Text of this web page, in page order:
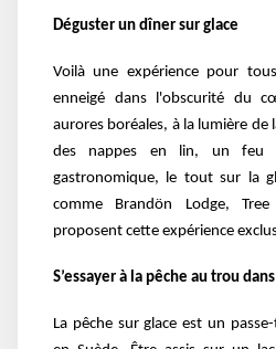
Déguster un dîner sur glace
Voilà une expérience pour
enneigé dans l'obscurité du
aurores boréales, à la lumière de
des nappes en lin, un feu
gastronomique, le tout sur la
comme Brandön Lodge,
proposent cette expérience
S’essayer à la pêche au trou
La pêche sur glace est un